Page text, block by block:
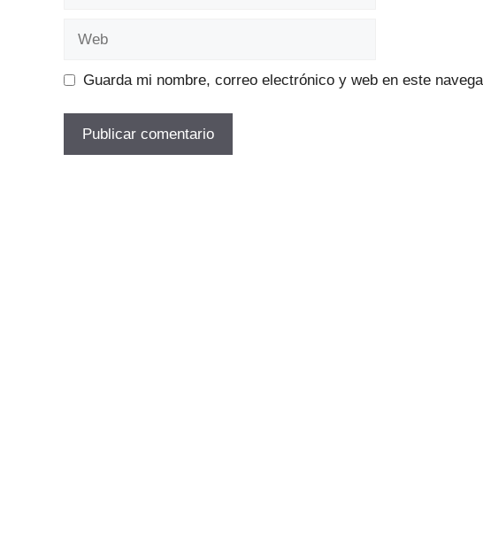
Guarda mi nombre, correo electrónico y web en este